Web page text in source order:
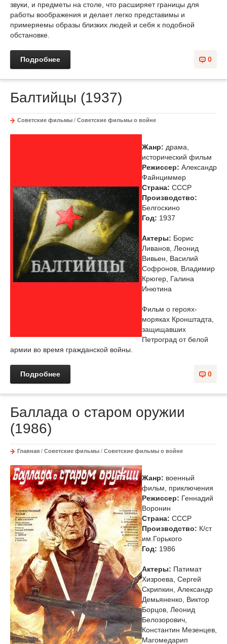
звуки, и предметы на столе, что расширяет границы для
работы воображения и делает легко представимы и
примеряемы образы близких людей и себя к подобной
обстановке.
0
Подробнее
Балтийцы (1937)
Советские фильмы / Советские фильмы о войне
Жанр: драма,
исторический фильм
Режиссер: Александр
Файнциммер
Страна: СССР
Производство:
Белгоскино
Год: 1937
Актеры: Борис
Ливанов, Леонид
Вивьен, Василий
Софронов, Владимир
Крюгер, Галина
Инютина
Фильм о героях-
моряках Кронштадта,
защищавших
Петроград от белой
армии во время гражданской войны.
0
Подробнее
Баллада о старом оружии
(1986)
Главная / Советские фильмы / Советские фильмы о войне
Жанр: военный
фильм, приключения
Режиссер: Геннадий
Воронин
Страна: СССР
Производство: К/ст
им.Горького
Год: 1986
Актеры: Патимат
Хизроева, Сергей
Скрипкин, Александр
Демьяненко, Виктор
Борцов, Леонид
Белозорович,
Константин Мезенцев,
Магомедарип